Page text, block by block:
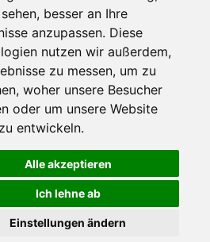
besser an Ihre
anzupassen. Diese
nutzen wir außerdem,
zu messen, um zu
woher unsere Besucher
oder um unsere Website
entwickeln.
Alle akzeptieren
Ich lehne ab
Einstellungen ändern
Informationen auf Ihrem Computer zu speichern.
Seite funktioniert, andere helfen uns dabei, das
Nutzung dieser Seite erklären Sie sich damit
Gewerbetreibende
Investoren
Medien
Facebook
Twitter
YouTube
Google+